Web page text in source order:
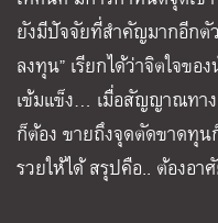
ยังมีปัจจัยที่สำคัญมากอีกตั
ลงทุน” เรียกได้ว่าจิตใจข
เข้มแข็ง… เมื่อสัญญาณทา
ก็ต้อง ขายถึงจุดตัดขาดทุน
รวยให้ได้ สรุปคือ.. ต้องอา